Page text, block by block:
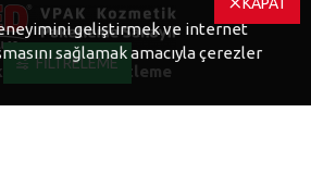
Kozmetik Paketleme
ve Ticaret
geliştirmek ve internet
sağlamak amacıyla çerezler
FILTRELEME